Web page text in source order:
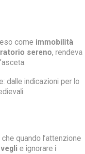
come immobilità
sereno, rendeva
dalle indicazioni per lo
quando l’attenzione
e ignorare i